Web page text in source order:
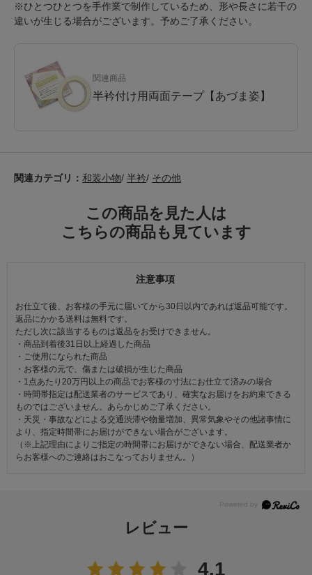
※ひとつひとつを手作業で制作しているため、形や長さに若干の
違いが生じる場合がございます。予めご了承ください。
関連商品
半衿付け用両面テープ【あづま姿】
関連カテゴリ： 和装小物/ 半衿/ その他
この商品を見た人は
こちらの商品も見ています
注意事項
お仕立て後、お客様の手元に届いてから30日以内であれば返品可能です。
返品にかかる送料は無料です。
ただし次に該当するものは返品をお受けできません。
・商品到着後31日以上経過した商品
・ご使用になられた商品
・お客様の元で、傷または破損が生じた商品
・1点あたり20万円以上の商品でお客様の寸法にお仕立て済みの場合
・時間帯指定は配送業者のサービスであり、確実なお届けをお約束できる
ものではございません。あらかじめご了承ください。
・天災・事故などによる交通渋滞や物量増加、異常気象やその他諸事情に
より、指定時間帯にお届けができない場合がございます。
（※上記理由によりご指定の時間帯にお届けができない場合、配送業者か
らお客様へのご連絡はおこなっておりません。）
レビュー
4.1